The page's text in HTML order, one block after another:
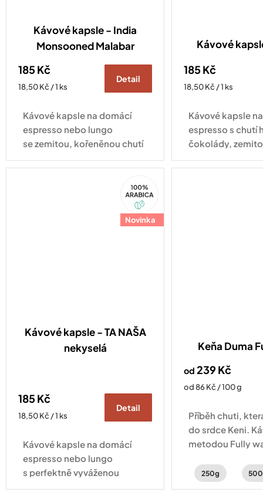
Kávové kapsle - India
Monsooned Malabar
185 Kč
Měrná
18,50 Kč / 1 ks
Detail
Kávové kapsle na domácí
espresso nebo lungo
se zemitou, kořeněnou chutí
plnou hořké čokolády
a mandlí. Kompatibilní se
Kávové
185 Kč
Měrná
18,50 Kč / 1 ks
Kávové kapsle
espresso s chutí
čokolády,
jemným
Kompatibilní se
Novinka
Arabica
Kávové kapsle - TA NAŠA
nekyselá
185 Kč
Měrná
18,50 Kč / 1 ks
Detail
Kávové kapsle na domácí
espresso nebo lungo
s perfektně vyváženou
chutí ořechů a čokolády.
Keňa Duma
od 239 Kč
Měrná
od 86 Kč / 100 g
Příběh chuti,
do srdce Keni.
metodou Fully
jasmínu.
250g